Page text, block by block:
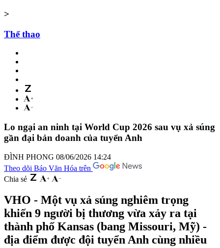
>
Thể thao
Lo ngại an ninh tại World Cup 2026 sau vụ xả súng
gần đại bản doanh của tuyển Anh
ĐÌNH PHONG 08/06/2026 14:24
Theo dõi Báo Văn Hóa trên
Chia sẻ
VHO - Một vụ xả súng nghiêm trọng
khiến 9 người bị thương vừa xảy ra tại
thành phố Kansas (bang Missouri, Mỹ) -
địa điểm được đội tuyển Anh cùng nhiều